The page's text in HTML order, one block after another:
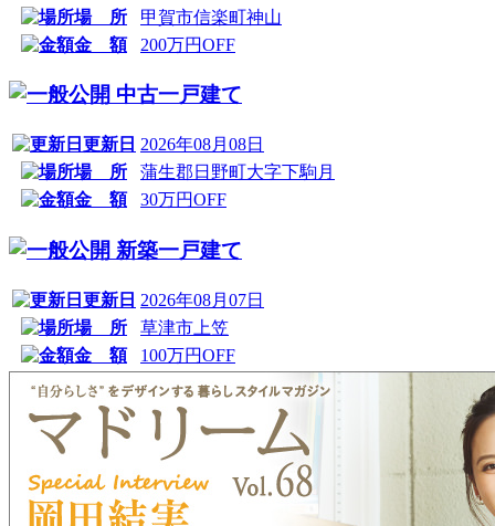
場 所
甲賀市信楽町神山
金 額
200万円OFF
中古一戸建て
更新日 2026年08月08日
場 所
蒲生郡日野町大字下駒月
金 額
30万円OFF
新築一戸建て
更新日 2026年08月07日
場 所
草津市上笠
金 額
100万円OFF